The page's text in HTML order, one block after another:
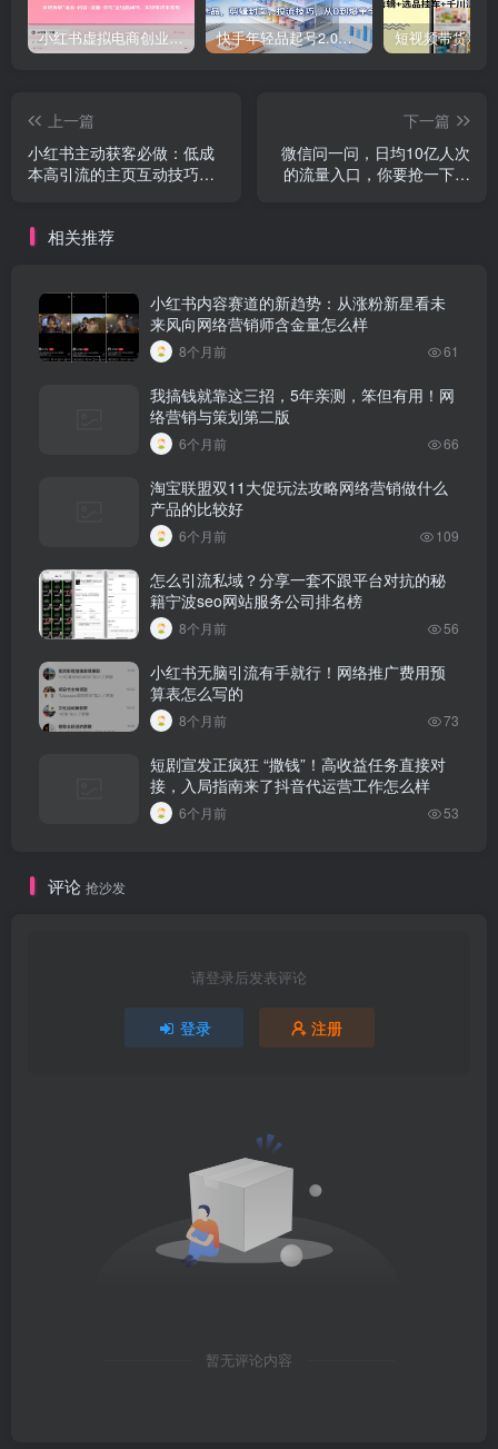
小红书虚拟电商创业课，系统拆解选品-内容-流量-变现，实现零成本变现 快手年轻品起号2.0：养号选品，剪辑封面，投流技巧，从0到爆单全流程
上一篇
小红书主动获客必做：低成
本高引流的主页互动技巧拼
下一篇
微信问一问，日均10亿人次
的流量入口，你要抢一下餐
相关推荐
小红书内容赛道的新趋势：从涨粉新星看未
来风向网络营销师含金量怎么样
8个月前 61
我搞钱就靠这三招，5年亲测，笨但有用！网
络营销与策划第二版
6个月前 66
淘宝联盟双11大促玩法攻略网络营销做什么
产品的比较好
6个月前 109
怎么引流私域？分享一套不跟平台对抗的秘
籍宁波seo网站服务公司排名榜
8个月前 56
小红书无脑引流有手就行！网络推广费用预
算表怎么写的
8个月前 73
短剧宣发正疯狂 “撒钱”！高收益任务直接对
接，入局指南来了抖音代运营工作怎么样
6个月前 53
评论 抢沙发
请登录后发表评论
登录 注册
暂无评论内容